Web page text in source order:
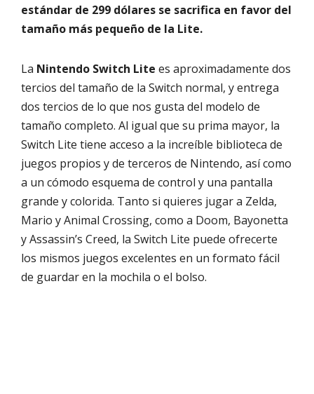
estándar de 299 dólares se sacrifica en favor del
tamaño más pequeño de la Lite.
La Nintendo Switch Lite es aproximadamente dos
tercios del tamaño de la Switch normal, y entrega
dos tercios de lo que nos gusta del modelo de
tamaño completo. Al igual que su prima mayor, la
Switch Lite tiene acceso a la increíble biblioteca de
juegos propios y de terceros de Nintendo, así como
a un cómodo esquema de control y una pantalla
grande y colorida. Tanto si quieres jugar a Zelda,
Mario y Animal Crossing, como a Doom, Bayonetta
y Assassin’s Creed, la Switch Lite puede ofrecerte
los mismos juegos excelentes en un formato fácil
de guardar en la mochila o el bolso.